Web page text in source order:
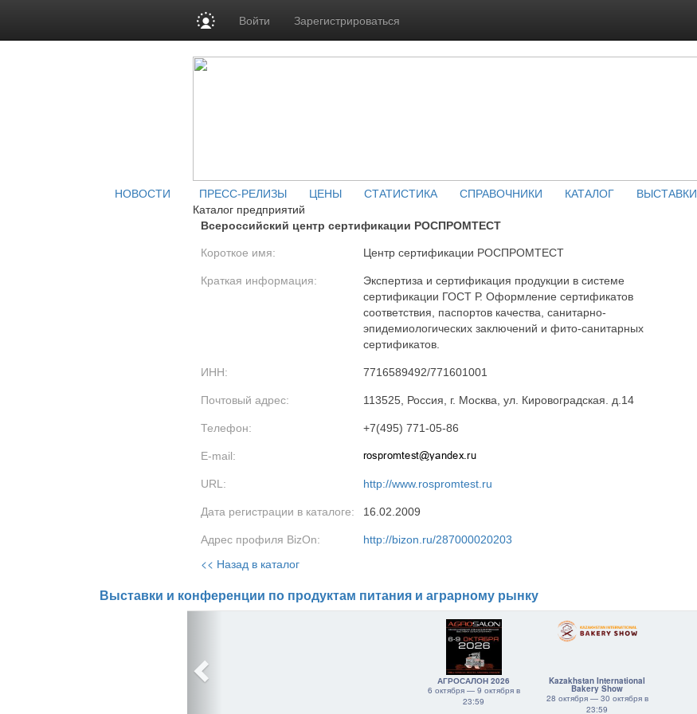
Войти Зарегистрироваться
НОВОСТИ ПРЕСС-РЕЛИЗЫ ЦЕНЫ СТАТИСТИКА СПРАВОЧНИКИ КАТАЛОГ ВЫСТАВКИ
Каталог предприятий
Всероссийский центр сертификации РОСПРОМТЕСТ
Короткое имя: Центр сертификации РОСПРОМТЕСТ
Краткая информация:
Экспертиза и сертификация продукции в системе
сертификации ГОСТ Р. Оформление сертификатов
соответствия, паспортов качества, санитарно-
эпидемиологических заключений и фито-санитарных
сертификатов.
ИНН: 7716589492/771601001
Почтовый адрес: 113525, Россия, г. Москва, ул. Кировоградская. д.14
Телефон: +7(495) 771-05-86
E-mail:
URL: http://www.rospromtest.ru
Дата регистрации в каталоге: 16.02.2009
Адрес профиля BizOn: http://bizon.ru/287000020203
<< Назад в каталог
Выставки и конференции по продуктам питания и аграрному рынку
АГРОСАЛОН 2026
6 октября — 9 октября в
23:59
Kazakhstan International
Bakery Show
28 октября — 30 октября в
23:59